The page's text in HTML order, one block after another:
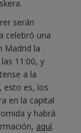
serán
celebró una
Madrid la
11:00, y
a la
esto es, los
en la capital
y habrá
aquí.